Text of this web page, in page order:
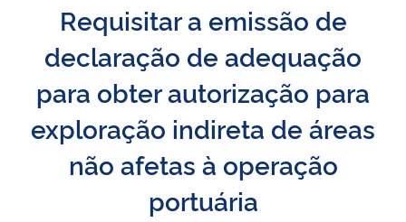
Requisitar a emissão de
declaração de adequação
para obter autorização para
exploração indireta de áreas
não afetas à operação
portuária